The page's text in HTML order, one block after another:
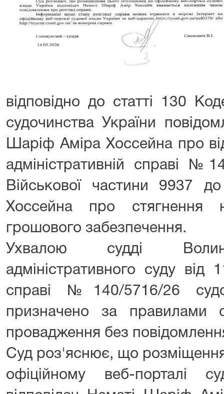
відповідно до статті 130
судочинства України
Шаріф Аміра Хоссейна про
адміністративній справі
Військової частини 9937
Хоссейна про стягнення
грошового забезпечення.
Ухвалою судді
адміністративного суду
справі №140/5716/26
призначено за правилами
провадження без
Суд роз'яснює, що
офіційному веб-порталі